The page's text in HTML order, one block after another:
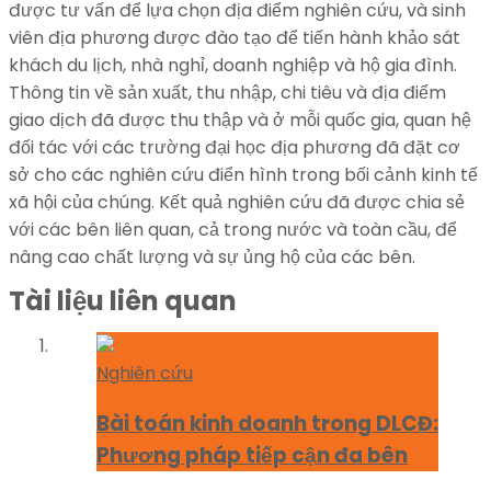
được tư vấn để lựa chọn địa điểm nghiên cứu, và sinh
viên địa phương được đào tạo để tiến hành khảo sát
khách du lịch, nhà nghỉ, doanh nghiệp và hộ gia đình.
Thông tin về sản xuất, thu nhập, chi tiêu và địa điểm
giao dịch đã được thu thập và ở mỗi quốc gia, quan hệ
đối tác với các trường đại học địa phương đã đặt cơ
sở cho các nghiên cứu điển hình trong bối cảnh kinh tế
xã hội của chúng. Kết quả nghiên cứu đã được chia sẻ
với các bên liên quan, cả trong nước và toàn cầu, để
nâng cao chất lượng và sự ủng hộ của các bên.
Tài liệu liên quan
Nghiên cứu
Bài toán kinh doanh trong DLCĐ:
Phương pháp tiếp cận đa bên